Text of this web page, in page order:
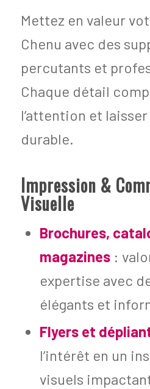
Mettez en valeur
Chenu avec des
percutants et
Chaque détail
l’attention et
durable.
Impression &
Visuelle
Brochures,
magazines:
expertise avec
élégants et
Flyers et
l’intérêt en un
visuels